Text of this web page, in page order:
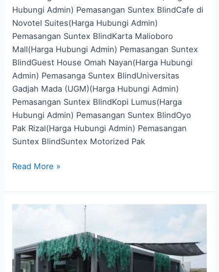
Hubungi Admin) Pemasangan Suntex BlindCafe di
Novotel Suites(Harga Hubungi Admin)
Pemasangan Suntex BlindKarta Malioboro
Mall(Harga Hubungi Admin) Pemasangan Suntex
BlindGuest House Omah Nayan(Harga Hubungi
Admin) Pemasanga Suntex BlindUniversitas
Gadjah Mada (UGM)(Harga Hubungi Admin)
Pemasangan Suntex BlindKopi Lumus(Harga
Hubungi Admin) Pemasangan Suntex BlindOyo
Pak Rizal(Harga Hubungi Admin) Pemasangan
Suntex BlindSuntex Motorized Pak
Read More »
Tirai
Hujan
yang